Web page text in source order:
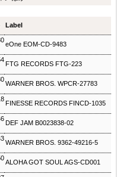
Label
eOne EOM-CD-9483
FTG RECORDS FTG-223
WARNER BROS. WPCR-27783
FINESSE RECORDS FINCD-1035
DEF JAM B0023838-02
WARNER BROS. 9362-49216-5
ALOHA GOT SOUL AGS-CD001